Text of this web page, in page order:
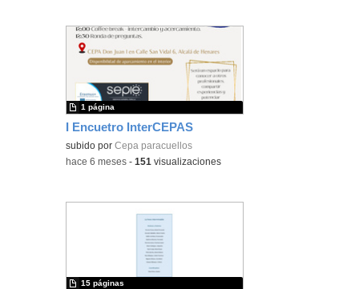
I Encuetro InterCEPAS
subido porCepa paracuellos
1 página
-hace 6 meses -151 visualizaciones
15 páginas